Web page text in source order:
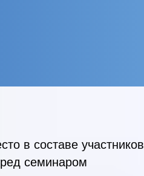
в составе участников
семинаром